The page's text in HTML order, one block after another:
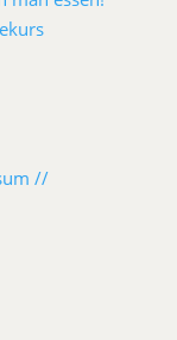
//